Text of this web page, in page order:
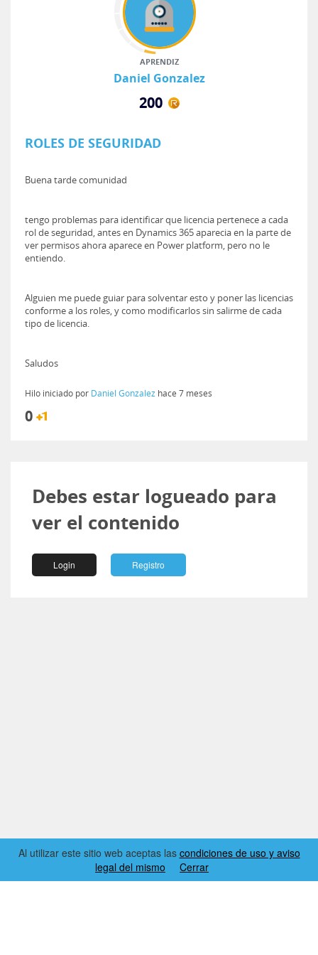
APRENDIZ
Daniel Gonzalez
200
ROLES DE SEGURIDAD
Buena tarde comunidad
tengo problemas para identificar que licencia pertenece a cada
rol de seguridad, antes en Dynamics 365 aparecia en la parte de
ver permisos ahora aparece en Power platform, pero no le
entiendo.
Alguien me puede guiar para solventar esto y poner las licencias
conforme a los roles, y como modificarlos sin salirme de cada
tipo de licencia.
Saludos
Hilo iniciado por Daniel Gonzalez hace 7 meses
0
Debes estar logueado para
ver el contenido
Login Registro
Al utilizar este sitio web aceptas las condiciones de uso y aviso
legal del mismo
Cerrar